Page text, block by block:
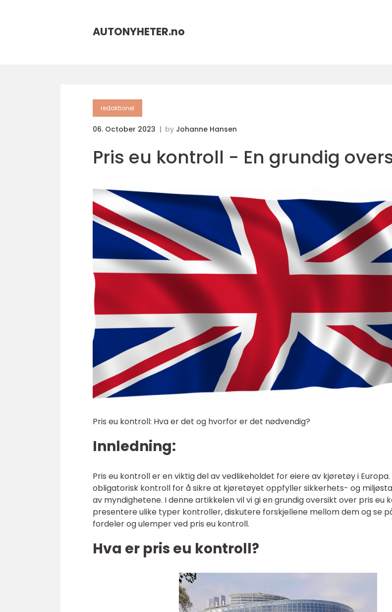
AUTONYHETER.no
redaktionel
06. October 2023 by Johanne Hansen
Pris eu kontroll - En grundig
Pris eu kontroll: Hva er det og hvorfor er det nødvendig?
Innledning:
Pris eu kontroll er en viktig del av vedlikeholdet for eiere av kjøretøy i
obligatorisk kontroll for å sikre at kjøretøyet oppfyller sikkerhets- og
av myndighetene. I denne artikkelen vil vi gi en grundig oversikt over pris eu
presentere ulike typer kontroller, diskutere forskjellene mellom dem og se
fordeler og ulemper ved pris eu kontroll.
Hva er pris eu kontroll?